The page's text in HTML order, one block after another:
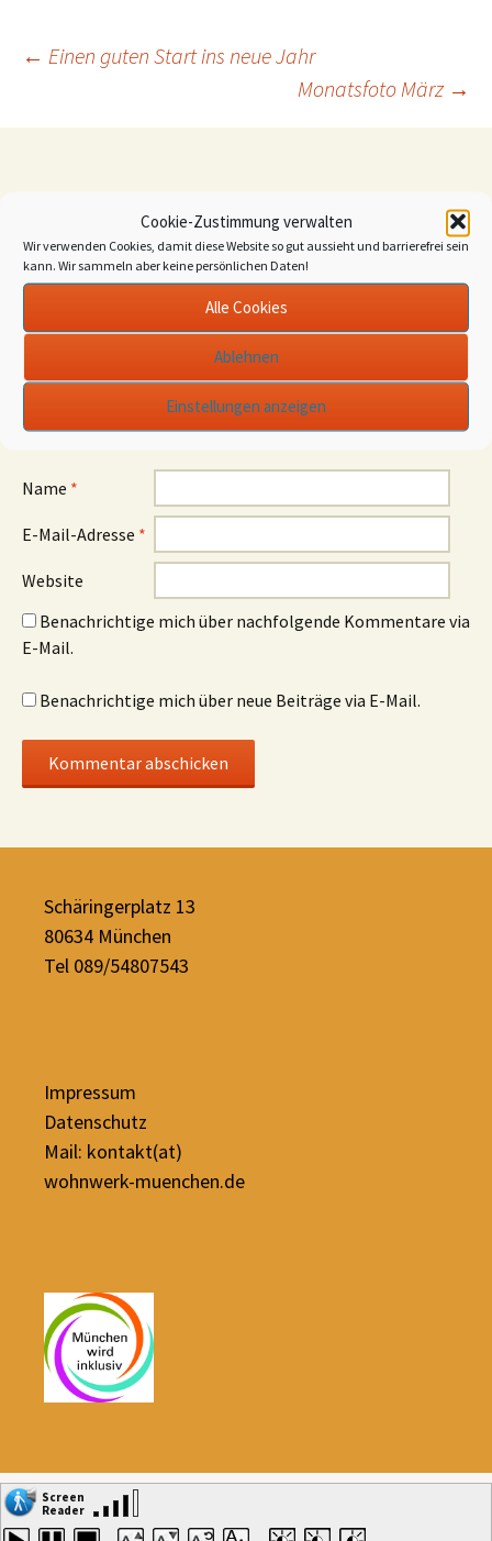
Cookie-Zustimmung verwalten
Wir verwenden Cookies, damit diese Website so gut aussieht und barrierefrei sein
kann. Wir sammeln aber keine persönlichen Daten!
Alle Cookies
Ablehnen
Einstellungen anzeigen
Beitragsnavigation
← Einen guten Start ins neue Jahr
Monatsfoto März →
Schreibe einen Kommentar
Deine E-Mail-Adresse wird nicht veröffentlicht.
Erforderliche Felder sind mit*markiert
Kommentar*
Name *
E-Mail-Adresse *
Website
Benachrichtige mich über nachfolgende Kommentare via
E-Mail.
Benachrichtige mich über neue Beiträge via E-Mail.
Schäringerplatz 13
80634 München
Tel 089/54807543
Impressum
Datenschutz
Mail: kontakt(at)
wohnwerk-muenchen.de
Datenschutz